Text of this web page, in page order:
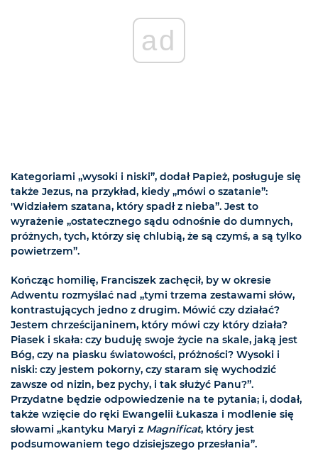
ad
Kategoriami „wysoki i niski”, dodał Papież, posługuje się
także Jezus, na przykład, kiedy „mówi o szatanie”:
'Widziałem szatana, który spadł z nieba”. Jest to
wyrażenie „ostatecznego sądu odnośnie do dumnych,
próżnych, tych, którzy się chlubią, że są czymś, a są tylko
powietrzem”.
Kończąc homilię, Franciszek zachęcił, by w okresie
Adwentu rozmyślać nad „tymi trzema zestawami słów,
kontrastujących jedno z drugim. Mówić czy działać?
Jestem chrześcijaninem, który mówi czy który działa?
Piasek i skała: czy buduję swoje życie na skale, jaką jest
Bóg, czy na piasku światowości, próżności? Wysoki i
niski: czy jestem pokorny, czy staram się wychodzić
zawsze od nizin, bez pychy, i tak służyć Panu?”.
Przydatne będzie odpowiedzenie na te pytania; i, dodał,
także wzięcie do ręki Ewangelii Łukasza i modlenie się
słowami „kantyku Maryi z Magnificat, który jest
podsumowaniem tego dzisiejszego przesłania”.